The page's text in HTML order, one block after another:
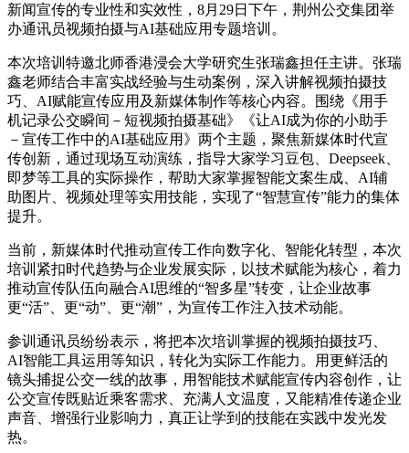
新闻宣传的专业性和实效性，8月29日下午，荆州公交集团举
办通讯员视频拍摄与AI基础应用专题培训。
本次培训特邀北师香港浸会大学研究生张瑞鑫担任主讲。张瑞
鑫老师结合丰富实战经验与生动案例，深入讲解视频拍摄技
巧、AI赋能宣传应用及新媒体制作等核心内容。围绕《用手
机记录公交瞬间－短视频拍摄基础》《让AI成为你的小助手
－宣传工作中的AI基础应用》两个主题，聚焦新媒体时代宣
传创新，通过现场互动演练，指导大家学习豆包、Deepseek、
即梦等工具的实际操作，帮助大家掌握智能文案生成、AI辅
助图片、视频处理等实用技能，实现了“智慧宣传”能力的集体
提升。
当前，新媒体时代推动宣传工作向数字化、智能化转型，本次
培训紧扣时代趋势与企业发展实际，以技术赋能为核心，着力
推动宣传队伍向融合AI思维的“智多星”转变，让企业故事
更“活”、更“动”、更“潮”，为宣传工作注入技术动能。
参训通讯员纷纷表示，将把本次培训掌握的视频拍摄技巧、
AI智能工具运用等知识，转化为实际工作能力。用更鲜活的
镜头捕捉公交一线的故事，用智能技术赋能宣传内容创作，让
公交宣传既贴近乘客需求、充满人文温度，又能精准传递企业
声音、增强行业影响力，真正让学到的技能在实践中发光发
热。